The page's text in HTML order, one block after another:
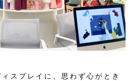
スプレイに、思わず心がとき